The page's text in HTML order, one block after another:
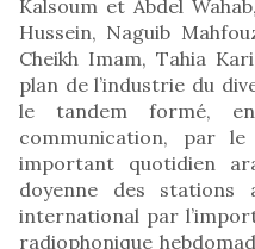
Kalsoum et Abdel
Hussein, Naguib
Cheikh Imam, Tahia
plan de l’industrie du
le tandem formé,
communication, par
important quotidien
doyenne des stations
international par
radiophonique